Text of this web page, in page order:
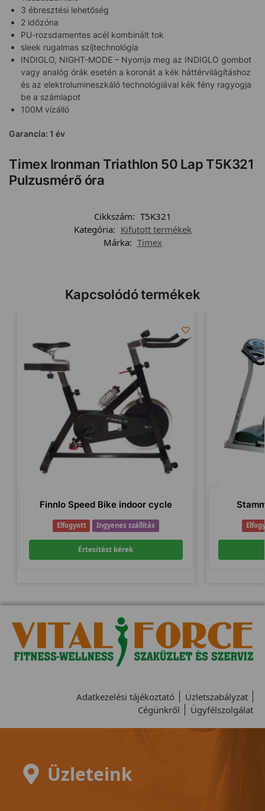
3 ébresztési lehetőség
2 időzóna
PU-rozsdamentes acél kombinált tok
sleek rugalmas szíjtechnológia
INDIGLO, NIGHT-MODE – Nyomja meg az INDIGLO gombot
vagy analóg órák esetén a koronát a kék háttérvilágításhoz
és az elektrolumineszkáló technológiával kék fény ragyogja
be a számlapot
100M vízálló
Garancia: 1 év
Timex Ironman Triathlon 50 Lap T5K321
Pulzusmérő óra
Cikkszám: T5K321
Kategória: Kifutott termékek
Márka: Timex
Kapcsolódó termékek
Finnlo Speed Bike indoor cycle
Elfogyott Ingyenes szállítás
Értesítést kérek
Adatkezelési tájékoztató
Üzletszabályzat
Cégünkről
Ügyfélszolgálat
Üzleteink